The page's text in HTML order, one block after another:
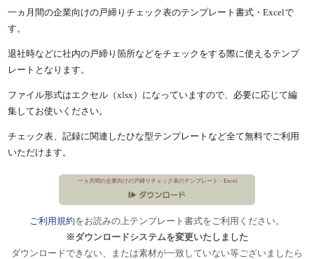
一ヵ月間の企業向けの戸締りチェック表のテンプレート書式・Excelで
す。
退社時などに社内の戸締り箇所などをチェックをする際に使えるテンプ
レートとなります。
ファイル形式はエクセル（xlsx）になっていますので、必要に応じて編
集してお使いください。
チェック表、記録に関連したひな型テンプレートなど全て無料でご利用
いただけます。
一ヵ月間の企業向けの戸締りチェック表のテンプレート・Excel
ご利用規約をお読みの上テンプレート書式をご利用ください。
※ダウンロードシステムを変更いたしました
ダウンロードできない、または素材が一致していない等ございましたら